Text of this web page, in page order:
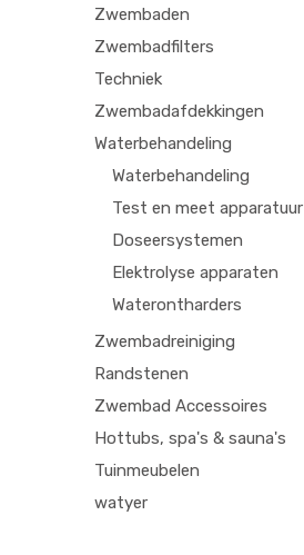
Zwembaden
Zwembadfilters
Techniek
Zwembadafdekkingen
Waterbehandeling
Waterbehandeling
Test en meet apparatuur
Doseersystemen
Elektrolyse apparaten
Waterontharders
Zwembadreiniging
Randstenen
Zwembad Accessoires
Hottubs, spa's & sauna's
Tuinmeubelen
watyer